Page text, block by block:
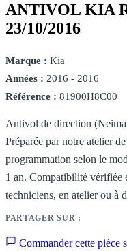
ANTIVOL KIA
23/10/2016
Marque : Kia
Années : 2016 - 2016
Référence : 81900H8C00
Antivol de direction
Préparée par notre atelier
programmation selon le
1 an. Compatibilité vérifiée
techniciens, en atelier ou à
PARTAGER SUR :
Commander cette pièce